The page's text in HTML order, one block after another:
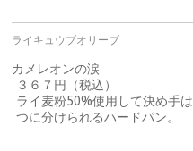
ライキュウブオリーブ
カメレオンの涙
３６７円（税込）
ライ麦粉50%使用して決め手
つに分けられるハードパン。